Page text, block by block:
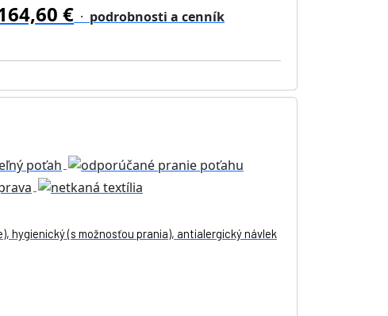
€ · podrobnosti a cenník
hygienický (s možnosťou prania), antialergický návlek